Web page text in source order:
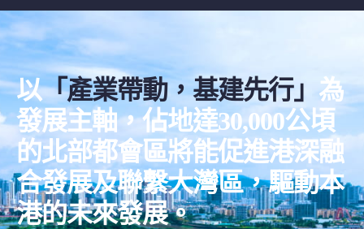
以「產業帶動，基建先行」 為
發展主軸，佔地達30,000公頃
的北部都會區將能促進港深融
合發展及聯繫大灣區，驅動本
港的未來發展。